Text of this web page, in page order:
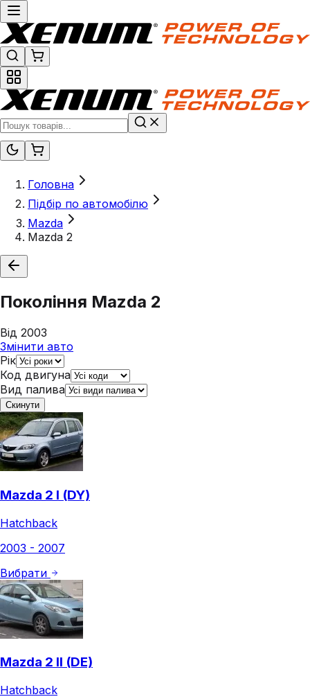
Головна
Підбір по автомобілю
Mazda
Mazda 2
Покоління Mazda 2
Від 2003
Змінити авто
Рік
Код двигуна
Вид палива
Скинути
Mazda 2 I (DY)
Hatchback
2003 - 2007
Вибрати
Mazda 2 II (DE)
Hatchback